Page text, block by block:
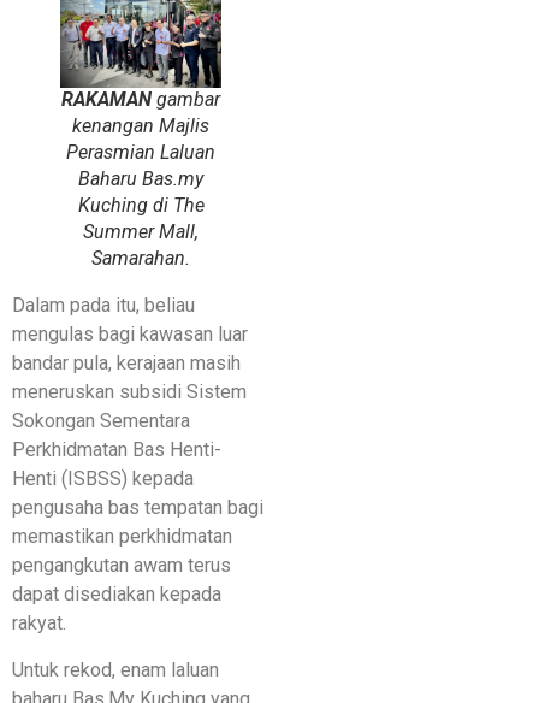
RAKAMAN gambar
kenangan Majlis
Perasmian Laluan
Baharu Bas.my
Kuching di The
Summer Mall,
Samarahan.
Dalam pada itu, beliau
mengulas bagi kawasan luar
bandar pula, kerajaan masih
meneruskan subsidi Sistem
Sokongan Sementara
Perkhidmatan Bas Henti-
Henti (ISBSS) kepada
pengusaha bas tempatan bagi
memastikan perkhidmatan
pengangkutan awam terus
dapat disediakan kepada
rakyat.
Untuk rekod, enam laluan